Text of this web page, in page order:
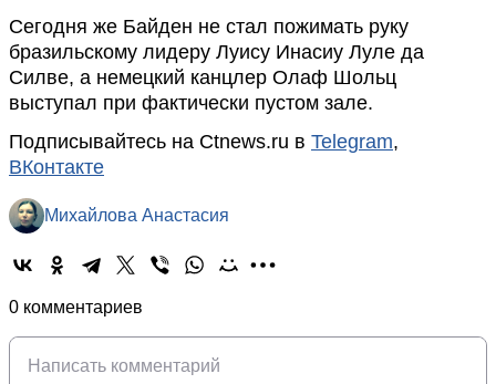
Сегодня же Байден не стал пожимать руку
бразильскому лидеру Луису Инасиу Луле да
Силве, а немецкий канцлер Олаф Шольц
выступал при фактически пустом зале.
Подписывайтесь на Ctnews.ru в Telegram,
ВКонтакте
Михайлова Анастасия
0 комментариев